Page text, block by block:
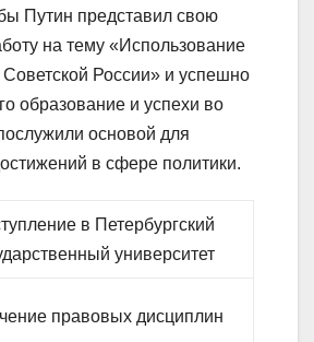
Путин представил свою
на тему «Использование
Советской России» и успешно
образование и успехи во
основой для
в сфере политики.
в Петербургский
университет
правовых дисциплин